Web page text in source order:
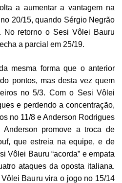
a aumentar a vantagem na
20/15, quando Sérgio Negrão
No retorno o Sesi Vôlei Bauru
a parcial em 25/19.
mesma forma que o anterior
pontos, mas desta vez quem
no 5/3. Com o Sesi Vôlei
e perdendo a concentração,
no 11/8 e Anderson Rodrigues
promove a troca de
que estreia na equipe, e de
Vôlei Bauru “acorda” e empata
ataques da oposta italiana.
Bauru vira o jogo no 15/14